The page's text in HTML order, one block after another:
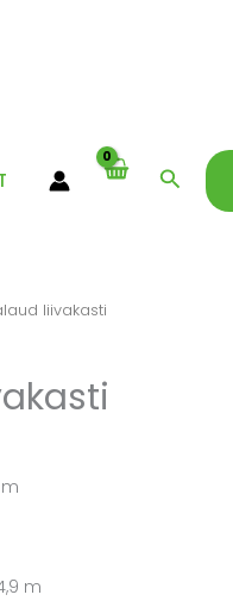
Search
liivakasti
m
m